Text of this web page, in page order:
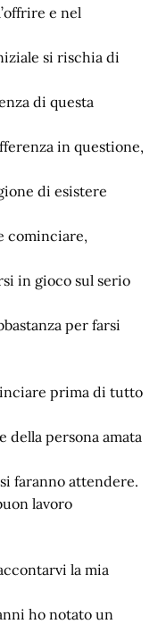
e nel
si rischia di
di questa
in questione,
di esistere
cominciare,
in gioco sul serio
per farsi
prima di tutto
della persona amata
faranno attendere.
lavoro
la mia
ho notato un